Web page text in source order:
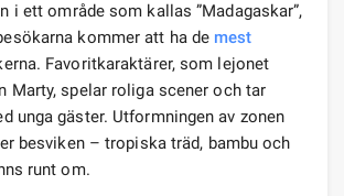
i ett område som kallas ”Madagaskar”,
kommer att ha de mest
Favoritkaraktärer, som lejonet
Marty, spelar roliga scener och tar
unga gäster. Utformningen av zonen
besviken – tropiska träd, bambu och
runt om.